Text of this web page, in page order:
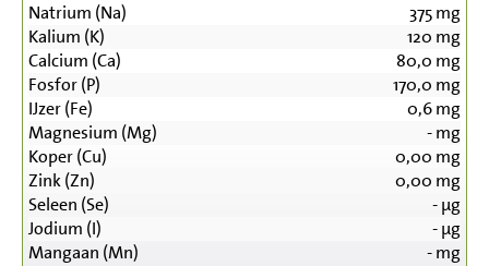
Natrium (Na) 375mg
Kalium (K)
120 mg
Calcium (Ca)
80,0 mg
Fosfor (P)
170,0 mg
IJzer (Fe)
0,6mg
Magnesium (Mg)
-mg
Koper (Cu)
0,00 mg
Zink (Zn)
0,00 mg
Seleen (Se)
-µg
Jodium (I)
-µg
Mangaan (Mn)
-mg